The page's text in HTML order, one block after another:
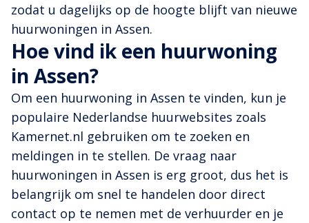
zodat u dagelijks op de hoogte blijft van nieuwe
huurwoningen in Assen.
Hoe vind ik een huurwoning
in Assen?
Om een huurwoning in Assen te vinden, kun je
populaire Nederlandse huurwebsites zoals
Kamernet.nl gebruiken om te zoeken en
meldingen in te stellen. De vraag naar
huurwoningen in Assen is erg groot, dus het is
belangrijk om snel te handelen door direct
contact op te nemen met de verhuurder en je